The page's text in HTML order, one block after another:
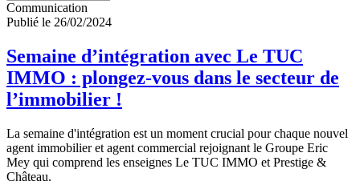
Communication
Publié le 26/02/2024
Semaine d’intégration avec Le TUC
IMMO : plongez-vous dans le secteur de
l’immobilier !
La semaine d'intégration est un moment crucial pour chaque nouvel
agent immobilier et agent commercial rejoignant le Groupe Eric
Mey qui comprend les enseignes Le TUC IMMO et Prestige &
Château.